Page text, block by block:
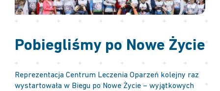
Pobiegliśmy po Nowe Życie
Reprezentacja Centrum Leczenia Oparzeń kolejny raz
wystartowała w Biegu po Nowe Życie – wyjątkowych